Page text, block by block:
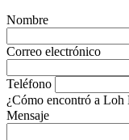
Nombre
Correo electrónico
Teléfono
¿Cómo encontró a Loh
Mensaje